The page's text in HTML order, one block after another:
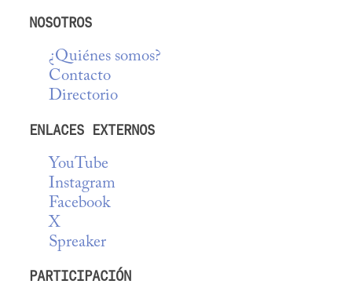
NOSOTROS
¿Quiénes somos?
Contacto
Directorio
ENLACES EXTERNOS
YouTube
Instagram
Facebook
X
Spreaker
PARTICIPACIÓN